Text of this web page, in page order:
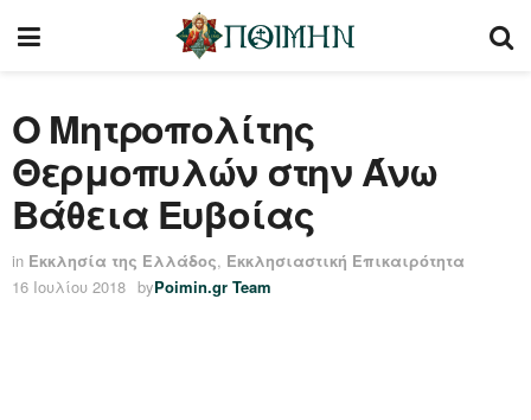
Ο Μητροπολίτης
Θερμοπυλών στην Άνω
Βάθεια Ευβοίας
in Εκκλησία της Ελλάδος, Εκκλησιαστική Επικαιρότητα
16 Ιουλίου 2018 byPoimin.gr Team